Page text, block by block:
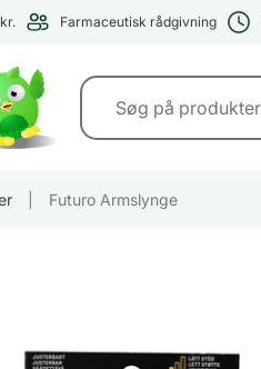
Farmaceutisk rådgivning
Futuro Armslynge